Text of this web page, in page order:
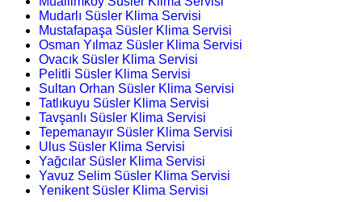
Mudarlı Süsler Klima Servisi
Mustafapaşa Süsler Klima Servisi
Osman Yılmaz Süsler Klima Servisi
Ovacık Süsler Klima Servisi
Pelitli Süsler Klima Servisi
Sultan Orhan Süsler Klima Servisi
Tatlıkuyu Süsler Klima Servisi
Tavşanlı Süsler Klima Servisi
Tepemanayır Süsler Klima Servisi
Ulus Süsler Klima Servisi
Yağcılar Süsler Klima Servisi
Yavuz Selim Süsler Klima Servisi
Yenikent Süsler Klima Servisi